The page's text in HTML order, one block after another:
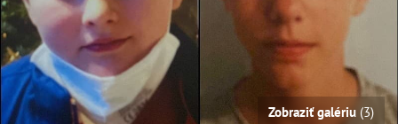
Zobraziť galériu (3)